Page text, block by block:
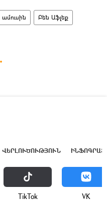
ամուսին Բեն Աֆլեք
ՎԵՐԼՈՒԾՈՒԹՅՈՒՆ
ТikТоk VK